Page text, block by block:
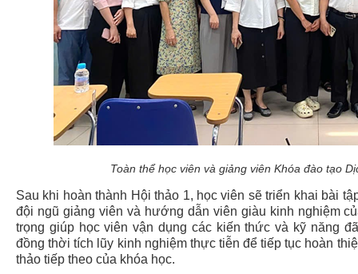
Toàn thể học viên và giảng viên Khóa đào tạo
Sau khi hoàn thành Hội thảo 1, học viên sẽ triển khai bài
đội ngũ giảng viên và hướng dẫn viên giàu kinh nghiệm
trọng giúp học viên vận dụng các kiến thức và kỹ năng
đồng thời tích lũy kinh nghiệm thực tiễn để tiếp tục hoàn
thảo tiếp theo của khóa học.